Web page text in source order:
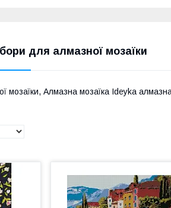
для алмазної мозаїки
мозаїки, Алмазна мозаїка Ideyka